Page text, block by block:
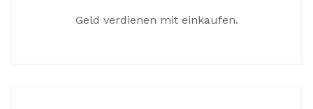
Geld verdienen mit einkaufen.